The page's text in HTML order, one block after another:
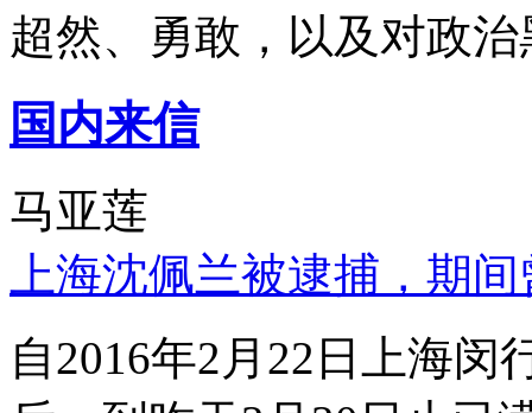
超然、勇敢，以及对政
国内来信
马亚莲
上海沈佩兰被逮捕，期
自2016年2月22日上海